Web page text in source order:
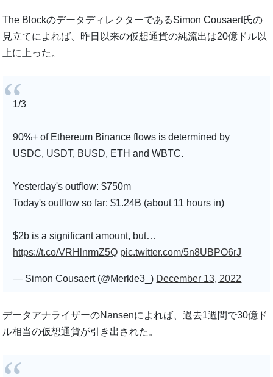
The BlockのデータディレクターであるSimon Cousaert氏の
見立てによれば、昨日以来の仮想通貨の純流出は20億ドル以
上に上った。
1/3
90%+ of Ethereum Binance flows is determined by
USDC, USDT, BUSD, ETH and WBTC.
Yesterday's outflow: $750m
Today's outflow so far: $1.24B (about 11 hours in)
$2b is a significant amount, but…
https://t.co/VRHlnrmZ5Q pic.twitter.com/5n8UBPO6rJ
— Simon Cousaert (@Merkle3_) December 13, 2022
データ​​アナライザーのNansenによれば、過去1週間で30億ド
ル相当の仮想通貨が引き出された。